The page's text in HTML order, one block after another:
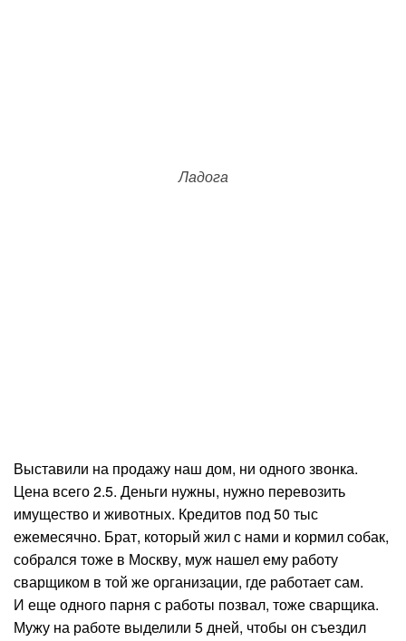
Ладога
Выставили на продажу наш дом, ни одного звонка.
Цена всего 2.5. Деньги нужны, нужно перевозить
имущество и животных. Кредитов под 50 тыс
ежемесячно. Брат, который жил с нами и кормил собак,
собрался тоже в Москву, муж нашел ему работу
сварщиком в той же организации, где работает сам.
И еще одного парня с работы позвал, тоже сварщика.
Мужу на работе выделили 5 дней, чтобы он съездил